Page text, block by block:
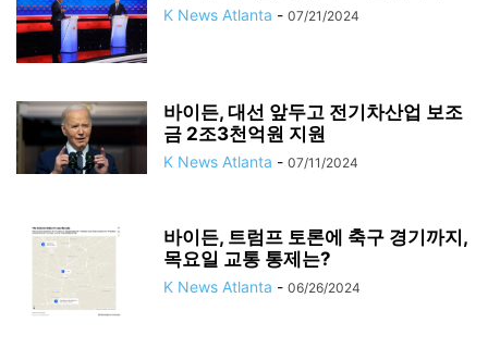
K News Atlanta - 07/21/2024
바이든, 대선 앞두고 전기차산업 보조
금 2조3천억원 지원
K News Atlanta - 07/11/2024
바이든, 트럼프 토론에 축구 경기까지,
목요일 교통 통제는?
K News Atlanta - 06/26/2024